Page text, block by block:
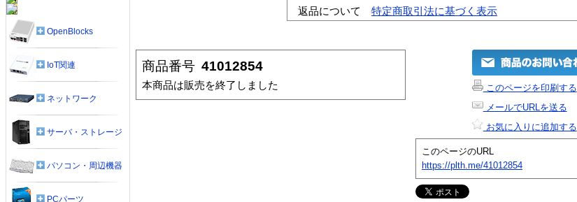
返品について
特定商取引法に基づく表示
商品番号 41012854
本商品は販売を終了しました
このページを印刷する
メールでURLを送る
お気に入りに追加する
このページのURL
https://plth.me/41012854
OpenBlocks
IoT関連
ネットワーク
サーバ・ストレージ
パソコン・周辺機器
PCパーツ